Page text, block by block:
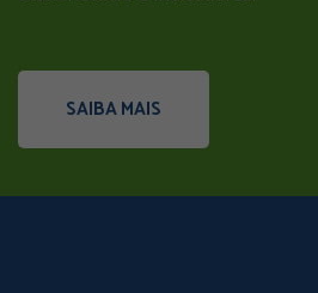
SAIBA MAIS